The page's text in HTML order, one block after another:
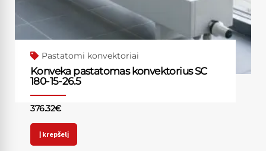
Pastatomi konvektoriai
Konveka pastatomas konvektorius SC
180-15-26.5
376.32€
Į krepšelį